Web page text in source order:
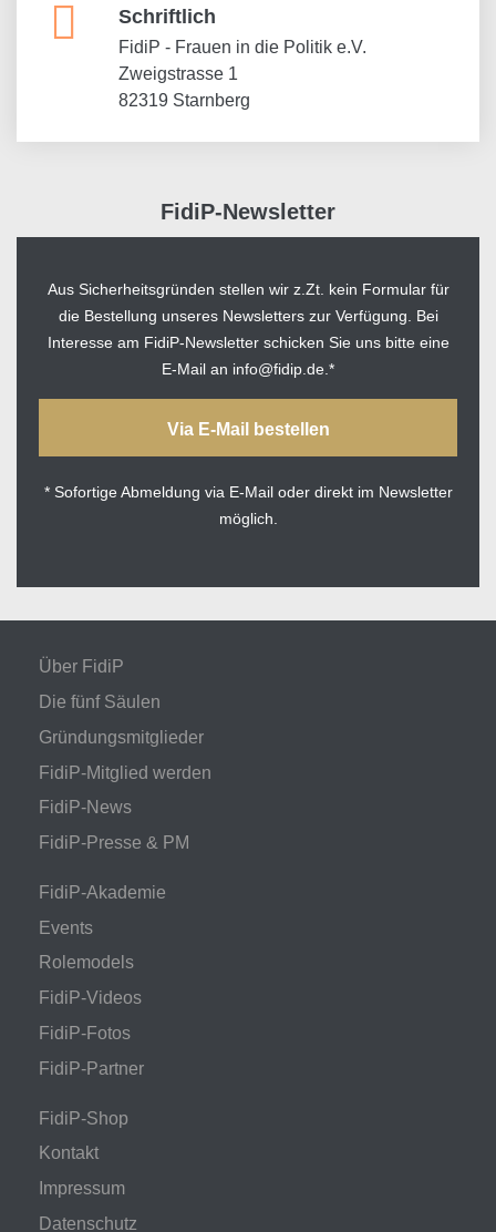
Schriftlich
FidiP - Frauen in die Politik e.V.
Zweigstrasse 1
82319 Starnberg
FidiP-Newsletter
Aus Sicherheitsgründen stellen wir z.Zt. kein Formular für
die Bestellung unseres Newsletters zur Verfügung. Bei
Interesse am FidiP-Newsletter schicken Sie uns bitte eine
E-Mail an info@fidip.de.*
Via E-Mail bestellen
* Sofortige Abmeldung via E-Mail oder direkt im Newsletter
möglich.
Über FidiP
Die fünf Säulen
Gründungsmitglieder
FidiP-Mitglied werden
FidiP-News
FidiP-Presse & PM
FidiP-Akademie
Events
Rolemodels
FidiP-Videos
FidiP-Fotos
FidiP-Partner
FidiP-Shop
Kontakt
Impressum
Datenschutz